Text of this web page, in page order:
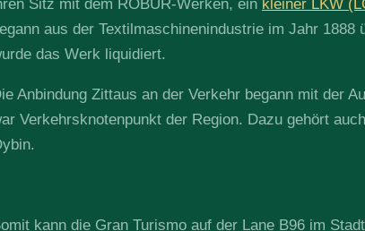
Sitz mit dem ROBUR-Werken, ein kleiner LKW
aus der Textilmaschinenindustrie im Jahr 1888
das Werk liquidiert.
Anbindung Zittaus an der Verkehr begann mit der
Verkehrsknotenpunkt der Region. Dazu gehört
kann die Gran Turismo auf der Lane B96 im